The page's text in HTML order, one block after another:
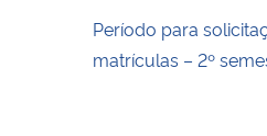
Período para
matrículas – 2º